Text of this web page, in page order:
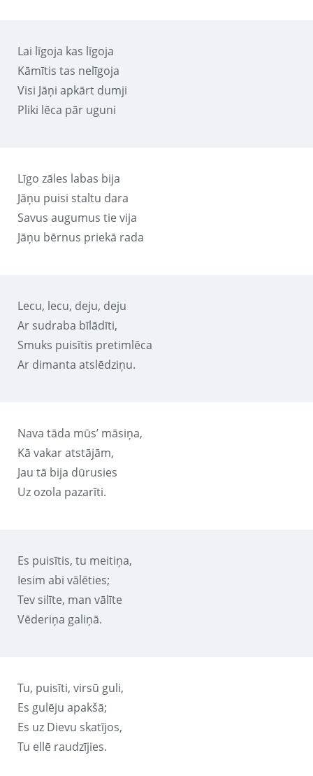
Lai līgoja kas līgoja
Kāmītis tas nelīgoja
Visi Jāņi apkārt dumji
Pliki lēca pār uguni
Līgo zāles labas bija
Jāņu puisi staltu dara
Savus augumus tie vija
Jāņu bērnus priekā rada
Lecu, lecu, deju, deju
Ar sudraba bīlādīti,
Smuks puisītis pretimlēca
Ar dimanta atslēdziņu.
Nava tāda mūs’ māsiņa,
Kā vakar atstājām,
Jau tā bija dūrusies
Uz ozola pazarīti.
Es puisītis, tu meitiņa,
Iesim abi vālēties;
Tev silīte, man vālīte
Vēderiņa galiņā.
Tu, puisīti, virsū guli,
Es gulēju apakšā;
Es uz Dievu skatījos,
Tu ellē raudzījies.